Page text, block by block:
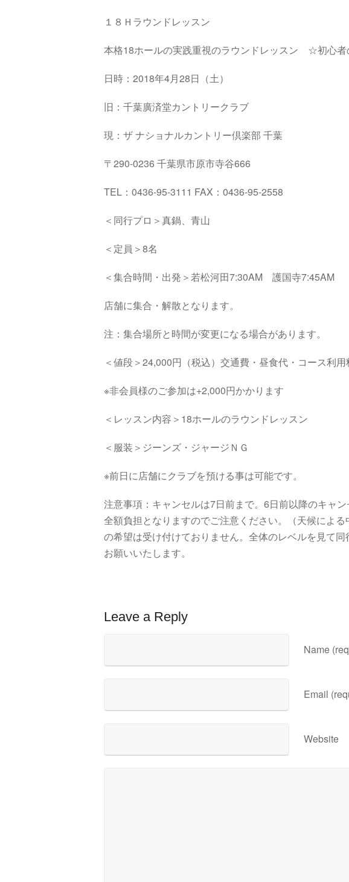
１８Ｈラウンドレッスン
本格18ホールの実践重視のラウンドレッスン ☆初心者
日時：2018年4月28日（土）
旧：千葉廣済堂カントリークラブ
現：ザ ナショナルカントリー倶楽部 千葉
〒290-0236 千葉県市原市寺谷666
TEL：0436-95-3111 FAX：0436-95-2558
＜同行プロ＞真鍋、青山
＜定員＞8名
＜集合時間・出発＞若松河田7:30AM 護国寺7:45AM
店舗に集合・解散となります。
注：集合場所と時間が変更になる場合があります。
＜値段＞24,000円（税込）交通費・昼食代・コース利
※非会員様のご参加は+2,000円かかります
＜レッスン内容＞18ホールのラウンドレッスン
＜服装＞ジーンズ・ジャージＮＧ
※前日に店舗にクラブを預ける事は可能です。
注意事項：キャンセルは7日前まで。6日前以降のキャ
全額負担となりますのでご注意ください。（天候によ
の希望は受け付けておりません。全体のレベルを見て
お願いいたします。
Leave a Reply
Name
Email
Website